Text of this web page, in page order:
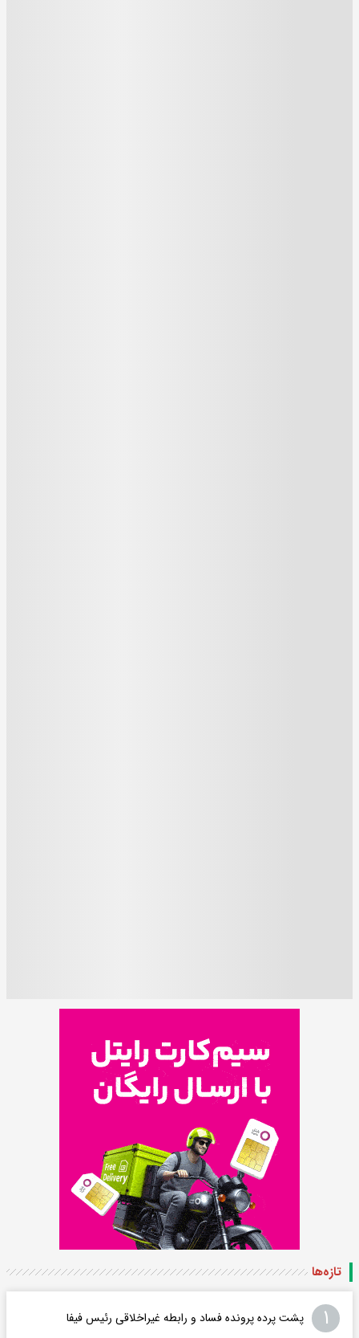
تازه‌ها
۱ پشت پرده پرونده فساد و رابطه غیراخلاقی‌ رئیس فیفا